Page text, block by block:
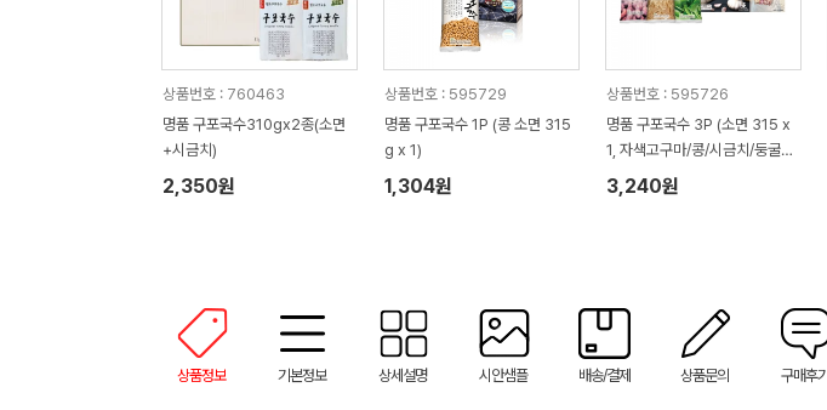
상품번호 : 760463
명품 구포국수310gx2종(소면
+시금치)
2,350원
상품번호 : 595729
명품 구포국수 1P (콩 소면 315
g x 1)
1,304원
상품번호 : 595726
명품 구포국수 3P (소면 315 x
1, 자색고구마/콩/시금치/둥굴레
315g 랜덤 2P)
3,240원
상품정보 기본정보 상세설명 시안샘플 배송/결제 상품문의 구매후기